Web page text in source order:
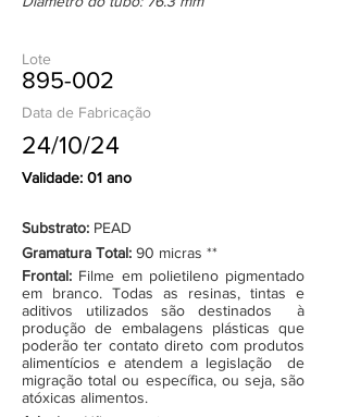
Lote
895-002
Data de Fabricação
24/10/24
Validade: 01 ano
Substrato: PEAD
Gramatura Total: 90 micras **
Frontal: Filme em polietileno pigmentado
em branco. Todas as resinas, tintas e
aditivos utilizados são destinados à
produção de embalagens plásticas que
poderão ter contato direto com produtos
alimentícios e atendem a legislação de
migração total ou específica, ou seja, são
atóxicas alimentos.